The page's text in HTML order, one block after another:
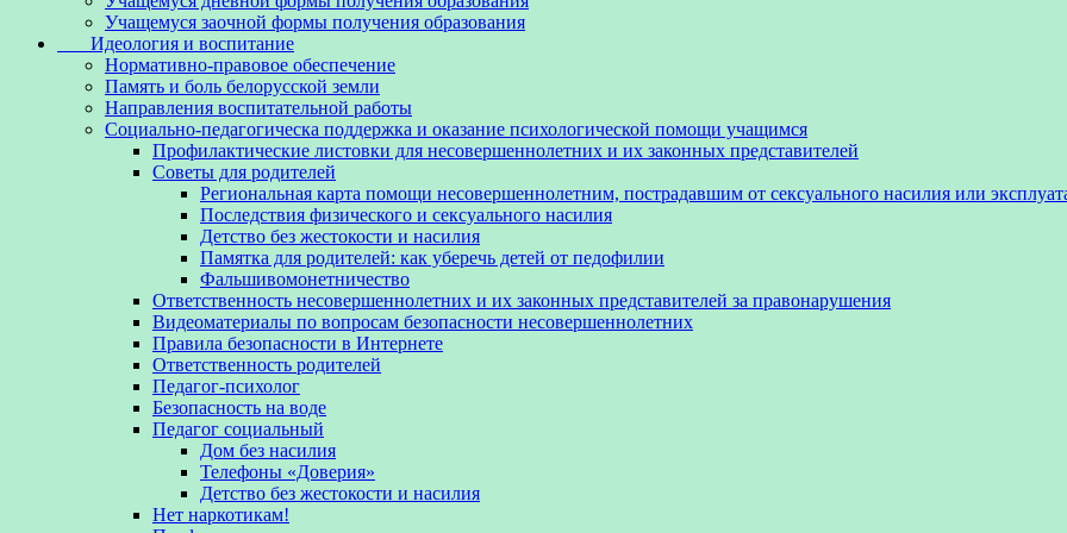
Учащемуся заочной формы получения образования
Идеология и воспитание
Нормативно-правовое обеспечение
Память и боль белорусской земли
Направления воспитательной работы
Социально-педагогическа поддержка и оказание психологической помощи учащимся
Профилактические листовки для несовершеннолетних и их законных представителей
Советы для родителей
Региональная карта помощи несовершеннолетним, пострадавшим от сексуального насилия или
Последствия физического и сексуального насилия
Детство без жестокости и насилия
Памятка для родителей: как уберечь детей от педофилии
Фальшивомонетничество
Ответственность несовершеннолетних и их законных представителей за правонарушения
Видеоматериалы по вопросам безопасности несовершеннолетних
Правила безопасности в Интернете
Ответственность родителей
Педагог-психолог
Безопасность на воде
Педагог социальный
Дом без насилия
Телефоны «Доверия»
Детство без жестокости и насилия
Нет наркотикам!